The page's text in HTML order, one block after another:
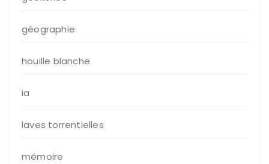
géographie
houille blanche
ia
laves torrentielles
mémoire